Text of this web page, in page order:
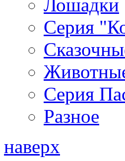
Лошадки
Серия
Серия
Разное
наверх